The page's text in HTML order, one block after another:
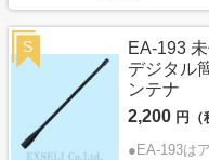
EA-193
デジタル
ンテナ
2,200 円（
●EA-193は
S